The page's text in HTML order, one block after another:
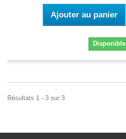
Ajouter au panier
Disponible
Résultats 1 - 3 sur 3.